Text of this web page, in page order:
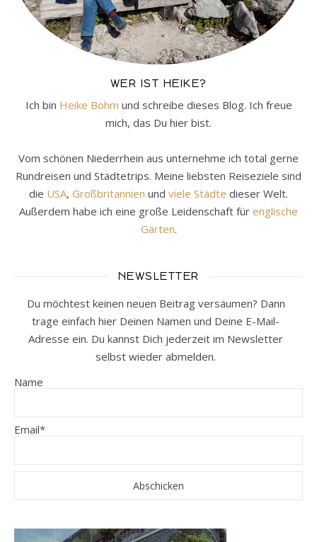
WER IST HEIKE?
Ich bin Heike Bohm und schreibe dieses Blog. Ich freue
mich, das Du hier bist.
Vom schönen Niederrhein aus unternehme ich total gerne
Rundreisen und Städtetrips. Meine liebsten Reiseziele sind
die USA, Großbritannien und viele Städte dieser Welt.
Außerdem habe ich eine große Leidenschaft für englische
Gärten.
NEWSLETTER
Du möchtest keinen neuen Beitrag versäumen? Dann
trage einfach hier Deinen Namen und Deine E-Mail-
Adresse ein. Du kannst Dich jederzeit im Newsletter
selbst wieder abmelden.
Name
Email*